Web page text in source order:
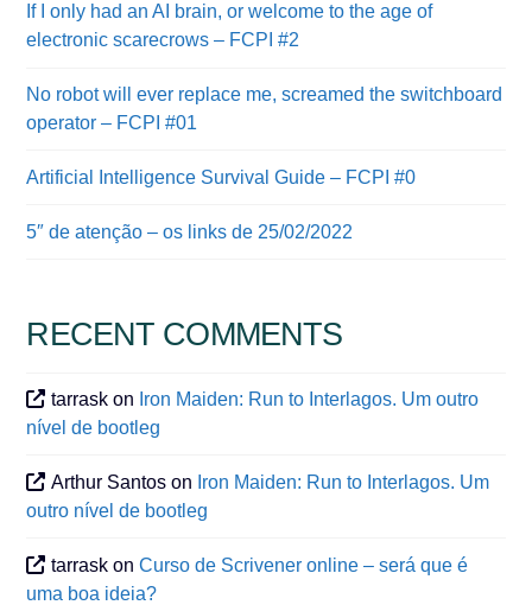
If I only had an AI brain, or welcome to the age of
electronic scarecrows – FCPI #2
No robot will ever replace me, screamed the switchboard
operator – FCPI #01
Artificial Intelligence Survival Guide – FCPI #0
5″ de atenção – os links de 25/02/2022
RECENT COMMENTS
tarrask on Iron Maiden: Run to Interlagos. Um outro
nível de bootleg
Arthur Santos on Iron Maiden: Run to Interlagos. Um
outro nível de bootleg
tarrask onCurso de Scrivener online – será que é
uma boa ideia?